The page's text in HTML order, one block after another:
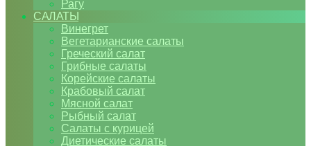
Рагу
САЛАТЫ
Винегрет
Вегетарианские салаты
Греческий салат
Грибные салаты
Корейские салаты
Крабовый салат
Мясной салат
Рыбный салат
Салаты с курицей
Диетические салаты